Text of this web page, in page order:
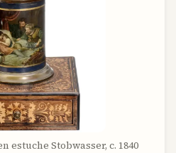
estuche Stobwasser, c. 1840